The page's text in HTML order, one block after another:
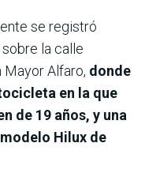
se registró
la calle
Alfaro, donde
en la que
de 19 años, y una
Hilux de